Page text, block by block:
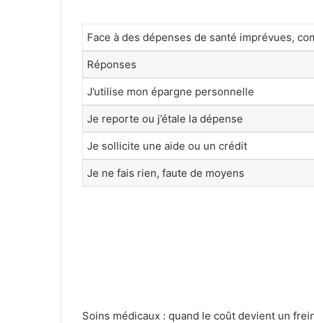
Face à des dépenses de santé imprévues,
Réponses
J’utilise mon épargne personnelle
Je reporte ou j’étale la dépense
Je sollicite une aide ou un crédit
Je ne fais rien, faute de moyens
Soins médicaux : quand le coût devient un